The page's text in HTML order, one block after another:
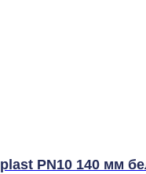
PN10 140 мм